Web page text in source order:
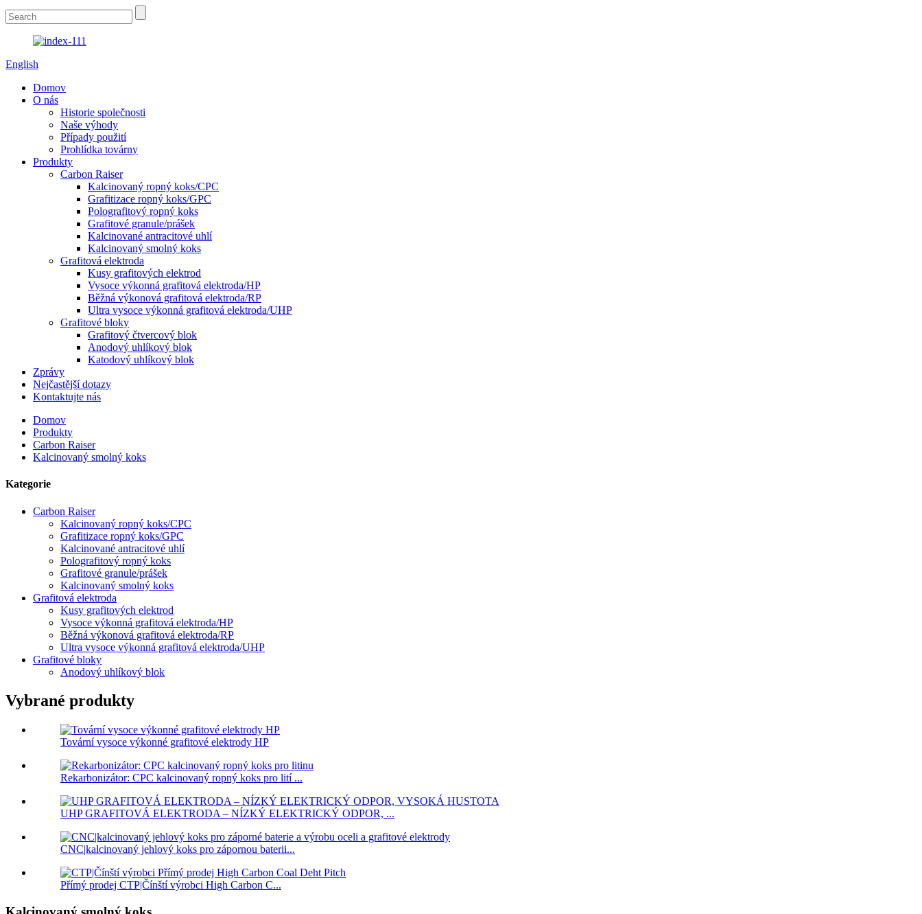
English
Domov
O nás
Historie společnosti
Naše výhody
Případy použití
Prohlídka továrny
Produkty
Carbon Raiser
Kalcinovaný ropný koks/CPC
Grafitizace ropný koks/GPC
Polografitový ropný koks
Grafitové granule/prášek
Kalcinované antracitové uhlí
Kalcinovaný smolný koks
Grafitová elektroda
Kusy grafitových elektrod
Vysoce výkonná grafitová elektroda/HP
Běžná výkonová grafitová elektroda/RP
Ultra vysoce výkonná grafitová elektroda/UHP
Grafitové bloky
Grafitový čtvercový blok
Anodový uhlíkový blok
Katodový uhlíkový blok
Zprávy
Nejčastější dotazy
Kontaktujte nás
Domov
Produkty
Carbon Raiser
Kalcinovaný smolný koks
Kategorie
Carbon Raiser
Kalcinovaný ropný koks/CPC
Grafitizace ropný koks/GPC
Kalcinované antracitové uhlí
Polografitový ropný koks
Grafitové granule/prášek
Kalcinovaný smolný koks
Grafitová elektroda
Kusy grafitových elektrod
Vysoce výkonná grafitová elektroda/HP
Běžná výkonová grafitová elektroda/RP
Ultra vysoce výkonná grafitová elektroda/UHP
Grafitové bloky
Anodový uhlíkový blok
Vybrané produkty
Tovární vysoce výkonné grafitové elektrody HP
Rekarbonizátor: CPC kalcinovaný ropný koks pro lití ...
UHP GRAFITOVÁ ELEKTRODA – NÍZKÝ ELEKTRICKÝ ODPOR, ...
CNC|kalcinovaný jehlový koks pro zápornou baterii...
Přímý prodej CTP|Čínští výrobci High Carbon C...